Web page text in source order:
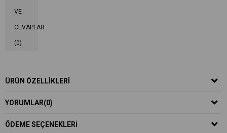
VE
CEVAPLAR
(0)
ÜRÜN ÖZELLIKLERI
YORUMLAR(0)
ÖDEME SEÇENEKLERI